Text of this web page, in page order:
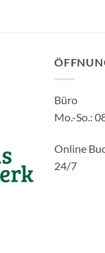
Büro
Mo.-So.:
Online
24/7